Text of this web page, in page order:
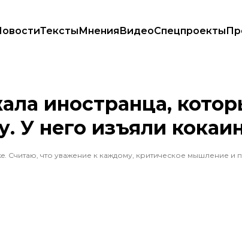
ТекстыМненияВидеоСпецпроекты
приехал к стоматологу. У него изъяли кокаина на 11,5
иностранца,
У него изъяли